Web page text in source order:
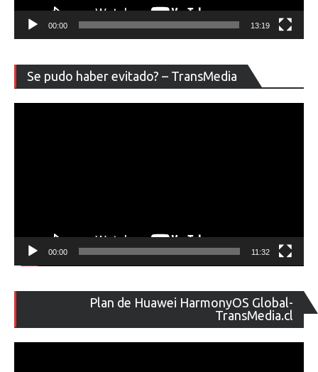
00:00 13:19
Se pudo haber evitado? – TransMedia
de
00:00 11:32
Plan de Huawei HarmonyOS Global-
TransMedia.cl
de